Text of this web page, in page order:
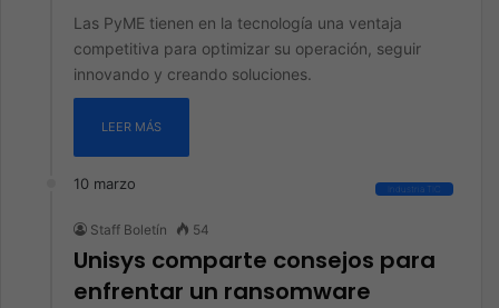
Las PyME tienen en la tecnología una ventaja
competitiva para optimizar su operación, seguir
innovando y creando soluciones.
LEER MÁS
10 marzo Industria TIC
Staff Boletín 54
Unisys comparte consejos para
enfrentar un ransomware